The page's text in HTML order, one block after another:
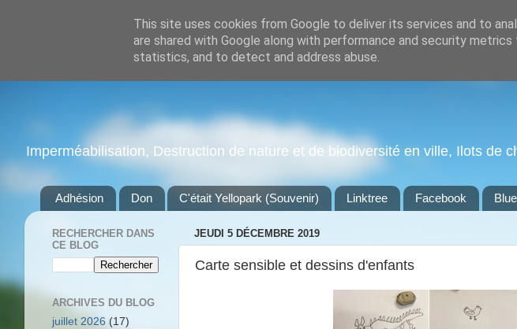
Imperméabilisation, Destruction de nature et de biodiversité en ville, Ilots de
Adhésion Don C'était Yellopark (Souvenir) Linktree Facebook
JEUDI 5 DÉCEMBRE 2019
Carte sensible et dessins d'enfants
RECHERCHER DANS
CE BLOG
ARCHIVES DU BLOG
juillet 2026 (17)
This site uses cookies from Google to deliver its services and to
are shared with Google along with performance and security
statistics, and to detect and address abuse.